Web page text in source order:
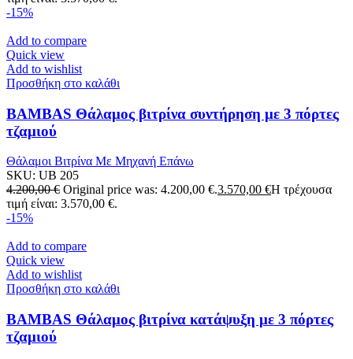
-15%
Add to compare
Quick view
Add to wishlist
Προσθήκη στο καλάθι
BAMBAS Θάλαμος βιτρίνα συντήρηση με 3 πόρτες
τζαμιού
Θάλαμοι Βιτρίνα Με Μηχανή Επάνω
SKU: UB 205
4.200,00€ Original price was: 4.200,00 €.3.570,00 €Η τρέχουσα
τιμή είναι: 3.570,00 €.
-15%
Add to compare
Quick view
Add to wishlist
Προσθήκη στο καλάθι
BAMBAS Θάλαμος βιτρίνα κατάψυξη με 3 πόρτες
τζαμιού